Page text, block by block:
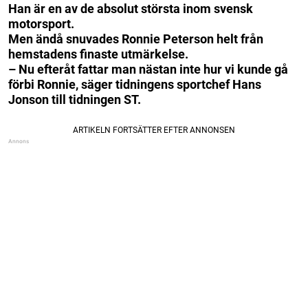
Han är en av de absolut största inom svensk
motorsport.
Men ändå snuvades Ronnie Peterson helt från
hemstadens finaste utmärkelse.
– Nu efteråt fattar man nästan inte hur vi kunde gå
förbi Ronnie, säger tidningens sportchef Hans
Jonson till tidningen ST.